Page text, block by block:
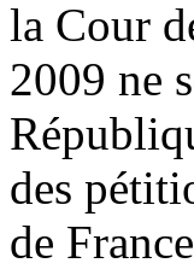
la Cour
2009 ne
des
de